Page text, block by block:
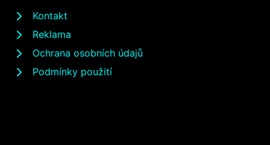
Kontakt
Reklama
Ochrana osobních údajů
Podmínky použití